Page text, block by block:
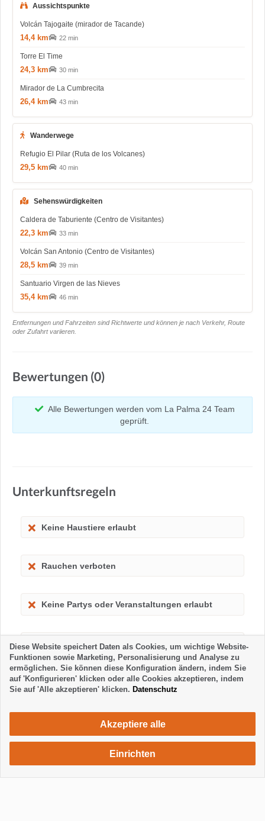
Aussichtspunkte
Volcán Tajogaite (mirador de Tacande)
14,4 km 22 min
Torre El Time
24,3 km 30 min
Mirador de La Cumbrecita
26,4 km 43 min
Wanderwege
Refugio El Pilar (Ruta de los Volcanes)
29,5 km 40 min
Sehenswürdigkeiten
Caldera de Taburiente (Centro de Visitantes)
22,3 km 33 min
Volcán San Antonio (Centro de Visitantes)
28,5 km 39 min
Santuario Virgen de las Nieves
35,4 km 46 min
Entfernungen und Fahrzeiten sind Richtwerte und können je nach Verkehr, Route
oder Zufahrt variieren.
Bewertungen (0)
Alle Bewertungen werden vom La Palma 24 Team
geprüft.
Unterkunftsregeln
Keine Haustiere erlaubt
Rauchen verboten
Keine Partys oder Veranstaltungen erlaubt
Kinder erlaubt
750 €pro Monat
Diese Website speichert Daten als Cookies, um wichtige Website-
Funktionen sowie Marketing, Personalisierung und Analyse zu
ermöglichen. Sie können diese Konfiguration ändern, indem Sie
auf 'Konfigurieren' klicken oder alle Cookies akzeptieren, indem
Sie auf 'Alle akzeptieren' klicken. Datenschutz
Akzeptiere alle
Einrichten